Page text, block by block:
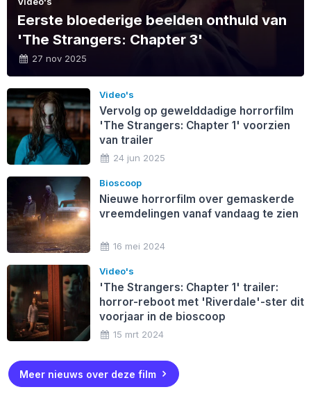
Eerste bloederige beelden onthuld van
'The Strangers: Chapter 3'
27 nov 2025
Video's
Vervolg op gewelddadige horrorfilm
'The Strangers: Chapter 1' voorzien
van trailer
24 jun 2025
Bioscoop
Nieuwe horrorfilm over gemaskerde
vreemdelingen vanaf vandaag te zien
16 mei 2024
Video's
'The Strangers: Chapter 1' trailer:
horror-reboot met 'Riverdale'-ster dit
voorjaar in de bioscoop
15 mrt 2024
Meer nieuws over deze film